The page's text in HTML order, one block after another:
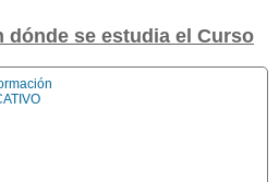
dónde se estudia el Curso